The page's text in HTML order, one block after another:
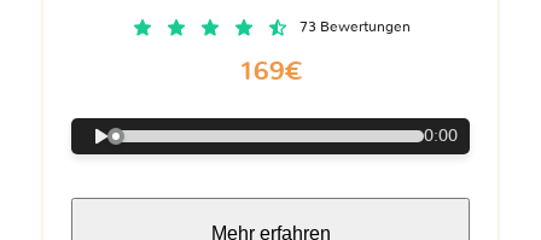
73 Bewertungen
169€
0:00
Mehr erfahren